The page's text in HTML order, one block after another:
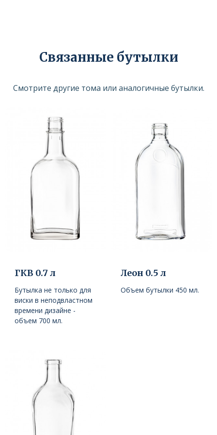
Связанные бутылки
Смотрите другие тома или аналогичные бутылки.
ГКВ 0.7 л
Бутылка не только для
виски в неподвластном
времени дизайне -
объем 700 мл.
Леoн 0.5 л
Объем бутылки 450 мл.